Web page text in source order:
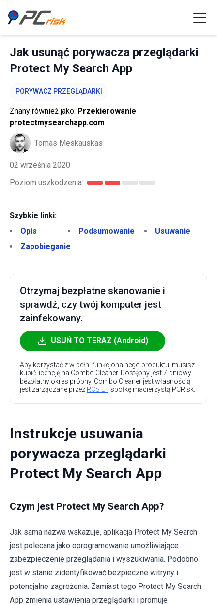
Jak usunąć porywacza przeglądarki
Protect My Search App
PORYWACZ PRZEGLĄDARKI
Znany również jako: Przekierowanie
protectmysearchapp.com
Tomas Meskauskas
02 września 2020
Poziom uszkodzenia:
Szybkie linki:
Opis
Podsumowanie
Usuwanie
Zapobieganie
Otrzymaj bezpłatne skanowanie i
sprawdź, czy twój komputer jest
zainfekowany.
USUŃ TO TERAZ (Android)
Aby korzystać z w pełni funkcjonalnego produktu, musisz
kupić licencję na Combo Cleaner. Dostępny jest 7-dniowy
bezpłatny okres próbny. Combo Cleaner jest własnością i
jest zarządzane przez RCS LT, spółkę macierzystą PCRisk.
Instrukcje usuwania
porywacza przeglądarki
Protect My Search App
Czym jest Protect My Search App?
Jak sama nazwa wskazuje, aplikacja Protect My Search
jest polecana jako oprogramowanie umożliwiające
zabezpieczenie przeglądania i wyszukiwania. Podobno
jest w stanie zidentyfikować bezpieczne witryny i
potencjalne zagrożenia. Zamiast tego Protect My Search
App zmienia ustawienia przeglądarki i promuje